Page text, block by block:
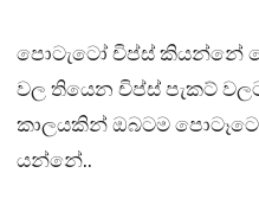
පොටැටෝ චිප්ස් කියන්නේ
වල තියෙන චිප්ස් පැකට්
කාලයකින් ඔබටම පොටෑටෝ
යන්නේ..